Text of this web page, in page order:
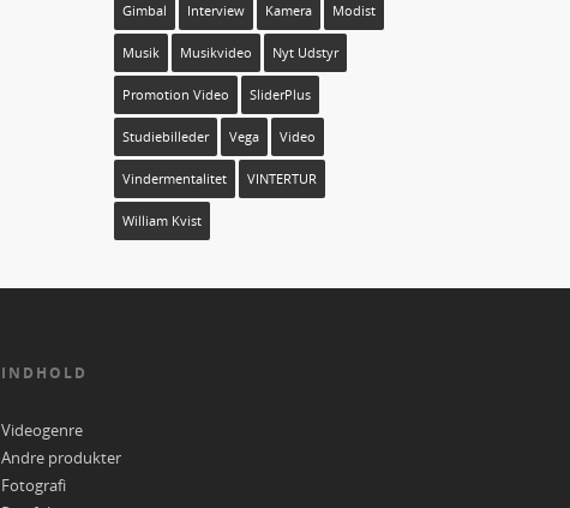
Gimbal Interview Kamera Modist
Musik Musikvideo Nyt Udstyr
Promotion Video SliderPlus
Studiebilleder Vega Video
Vindermentalitet VINTERTUR
William Kvist
INDHOLD
Videogenre
Andre produkter
Fotografi